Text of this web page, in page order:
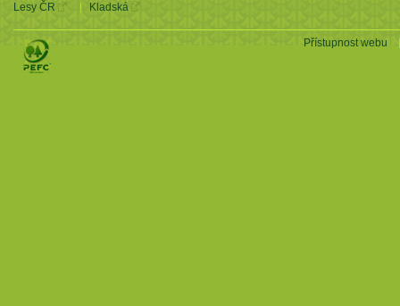
Lesy ČR Kladská
Přístupnost webu